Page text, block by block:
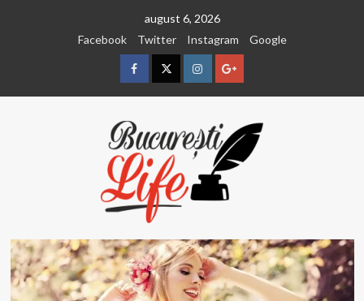
august 6, 2026
Facebook
Twitter Instagram Google
FacebookTwitterInstagramGoogle